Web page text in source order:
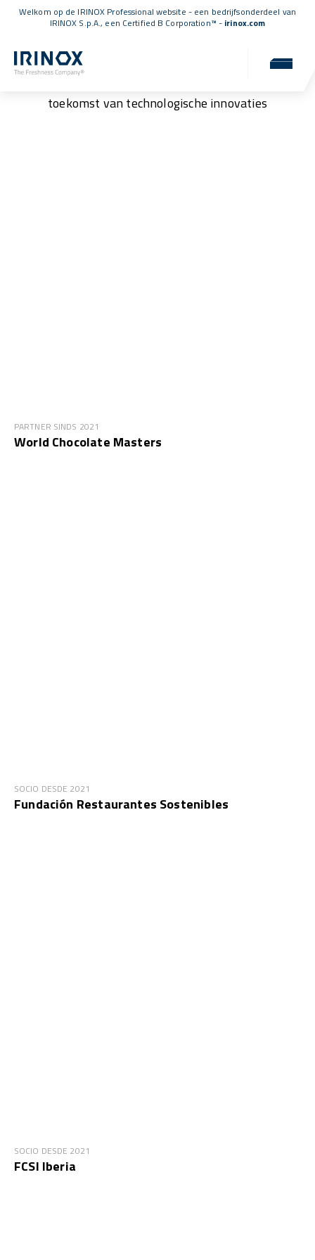
Welkom op de IRINOX Professional website - een bedrijfsonderdeel van
IRINOX S.p.A., een Certified B Corporation™ - irinox.com
toekomst van technologische innovaties
PARTNER SINDS 2021
World Chocolate Masters
SOCIO DESDE 2021
Fundación Restaurantes Sostenibles
SOCIO DESDE 2021
FCSI Iberia